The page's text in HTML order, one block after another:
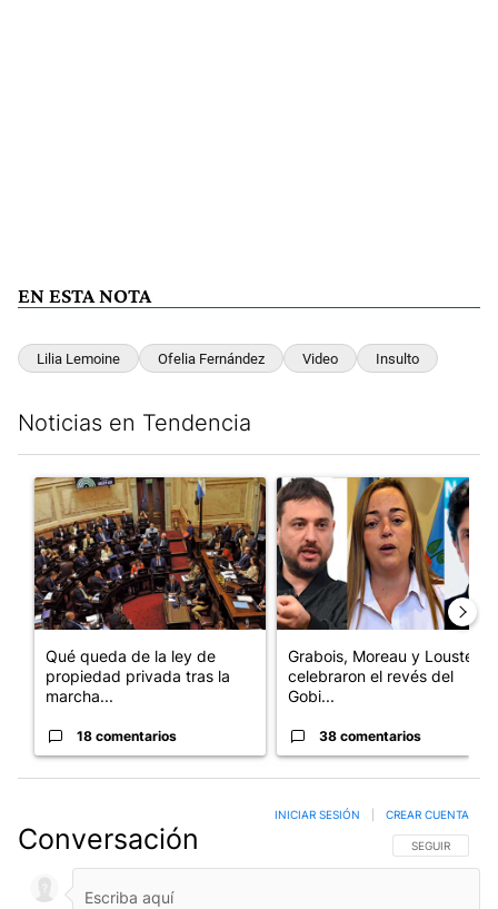
EN ESTA NOTA
Lilia Lemoine Ofelia Fernández Video Insulto
Noticias en Tendencia
Un artículo de tendencia con el título "Qué queda de la ley de
Qué queda de la ley de
propiedad privada tras la
marcha...
18 comentarios
Un artículo de tendencia con
Grabois, Moreau y Lousteau
celebraron el revés del
Gobi...
38 comentarios
Conversación SIGA ESTA
SEGUIR
INICIAR SESIÓN CREAR CUENTA